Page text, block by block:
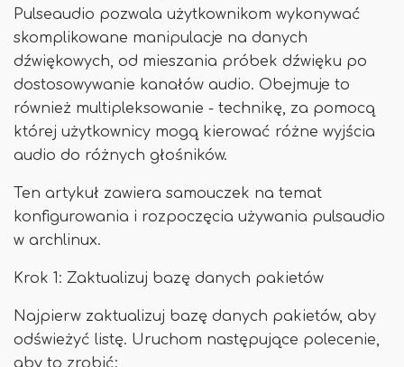
Pulseaudio pozwala użytkownikom wykonywać
skomplikowane manipulacje na danych
dźwiękowych, od mieszania próbek dźwięku po
dostosowywanie kanałów audio. Obejmuje to
również multipleksowanie - technikę, za pomocą
której użytkownicy mogą kierować różne wyjścia
audio do różnych głośników.
Ten artykuł zawiera samouczek na temat
konfigurowania i rozpoczęcia używania pulsaudio
w archlinux.
Krok 1: Zaktualizuj bazę danych pakietów
Najpierw zaktualizuj bazę danych pakietów, aby
odświeżyć listę. Uruchom następujące polecenie,
aby to zrobić: